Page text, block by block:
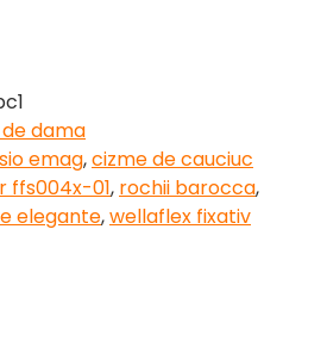
dama
emag,cizme de cauciuc
ffs004x-01, rochii barocca,
elegante,wellaflex fixativ